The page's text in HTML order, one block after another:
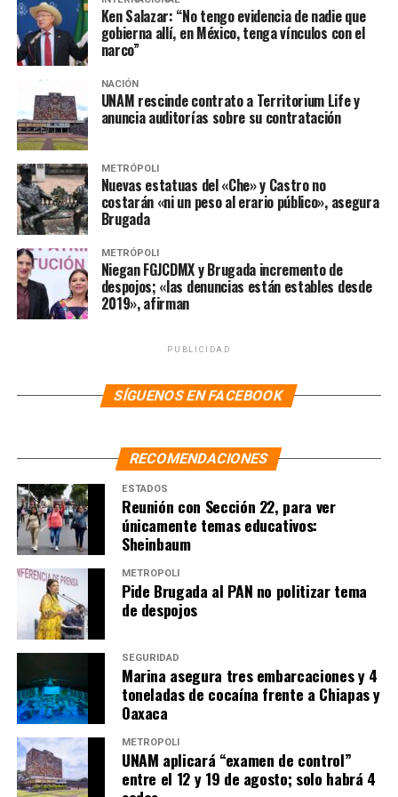
Ante la defensa hacia su persona, Abraham Mendieta
compartió un mensaje en sus redes sociales diciéndose
muy emocionado y agradecido por el apoyo y
reconocimiento dado desde la presidencia de la
República. “Que el odio y la xenofobia de Calderon y de
la derecha se traduzca en que todos, hayan nacido donde
hayan nacido, puedan sumar su corazón a la grandeza de
nuestro México”, escribió.
NOTAS RELACIONADAS: AMLO ARTÍCULO 33
LA HOGUERA
MÉXICO
NOTICIAS
SIGUIENTE
Celebra AMLO aprobación final de reforma electoral;
“en democracia nadie puede ser intocable”
Tras aprobación de Plan B, CCE pide a SCJN “tomar la
Ken Salazar: “No tengo evidencia de nadie que
gobierna allí, en México, tenga vínculos con el
narco”
NACIÓN
UNAM rescinde contrato a Territorium Life y
anuncia auditorías sobre su contratación
METRÓPOLI
Nuevas estatuas del «Che» y Castro no
costarán «ni un peso al erario público», asegura
Brugada
METRÓPOLI
Niegan FGJCDMX y Brugada incremento de
despojos; «las denuncias están estables desde
2019», afirman
PUBLICIDAD
SÍGUENOS EN FACEBOOK
RECOMENDACIONES
ESTADOS
Reunión con Sección 22, para ver
únicamente temas educativos:
Sheinbaum
METRÓPOLI
Pide Brugada al PAN no politizar tema
de despojos
SEGURIDAD
Marina asegura tres embarcaciones y 4
toneladas de cocaína frente a Chiapas y
Oaxaca
METRÓPOLI
UNAM aplicará “examen de control”
entre el 12 y 19 de agosto; solo habrá 4